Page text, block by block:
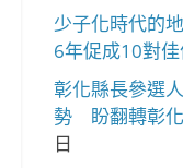
少子化時代的
6年促成10對
彰化縣長參選
勢 盼翻轉彰
日